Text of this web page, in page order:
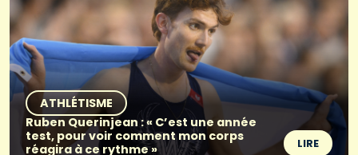
ATHLÉTISME
Ruben Querinjean : « C’est une année
test, pour voir comment mon corps
réagira à ce rythme »
LIRE